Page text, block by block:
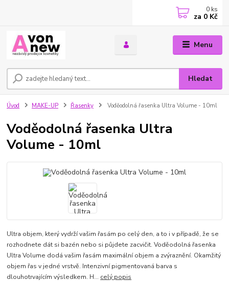
Menu
Hledat
0 ks
za 0 Kč
Úvod MAKE-UP Řasenky Voděodolná řasenka Ultra Volume - 10ml
Voděodolná řasenka Ultra
Volume - 10ml
Ultra objem, který vydrží vašim řasám po celý den, a to i v případě, že se
rozhodnete dát si bazén nebo si půjdete zacvičit. Voděodolná řasenka
Ultra Volume dodá vašim řasám maximální objem a zvýraznění. Okamžitý
objem řas v jedné vrstvě. Intenzivní pigmentovaná barva s
dlouhotrvajícím výsledkem. H... celý popis